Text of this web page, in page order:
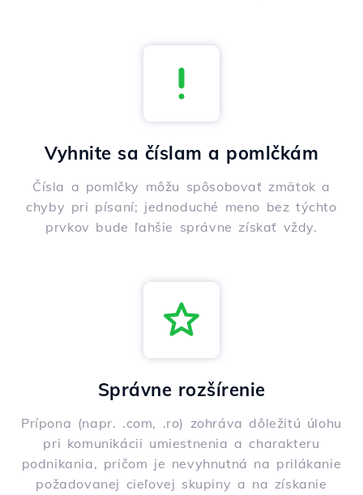
Vyhnite sa číslam a pomlčkám
Čísla a pomlčky môžu spôsobovať zmätok a
chyby pri písaní; jednoduché meno bez týchto
prvkov bude ľahšie správne získať vždy.
Správne rozšírenie
Prípona (napr. .com, .ro) zohráva dôležitú úlohu
pri komunikácii umiestnenia a charakteru
podnikania, pričom je nevyhnutná na prilákanie
požadovanej cieľovej skupiny a na získanie